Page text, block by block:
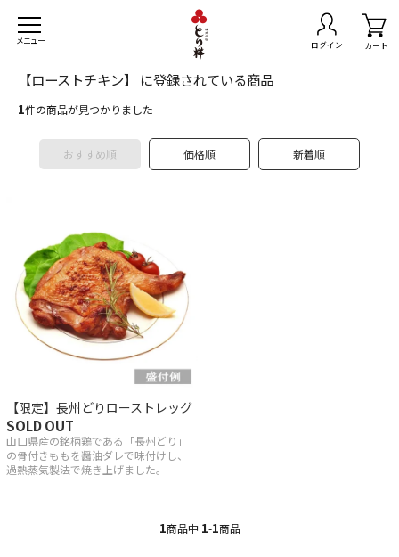
メニュー ログイン カート
セット
スチキン
若どり
【ローストチキン】 に登録されている商品
1件の商品が見つかりました
おすすめ順 価格順 新着順
【限定】長州どりローストレッグ
SOLD OUT
山口県産の銘柄鶏である「長州どり」
の骨付きももを醤油ダレで味付けし、
過熱蒸気製法で焼き上げました。
1商品中 1-1商品